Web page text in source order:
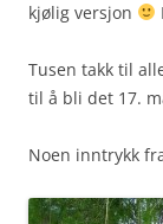
kjølig versjon
Tusen takk til
til å bli det 17.
Noen inntrykk